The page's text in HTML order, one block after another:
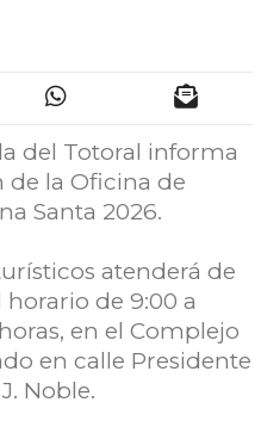
del Totoral informa
de la Oficina de
Santa 2026.
atenderá de
de 9:00 a
en el Complejo
en calle Presidente
Noble.